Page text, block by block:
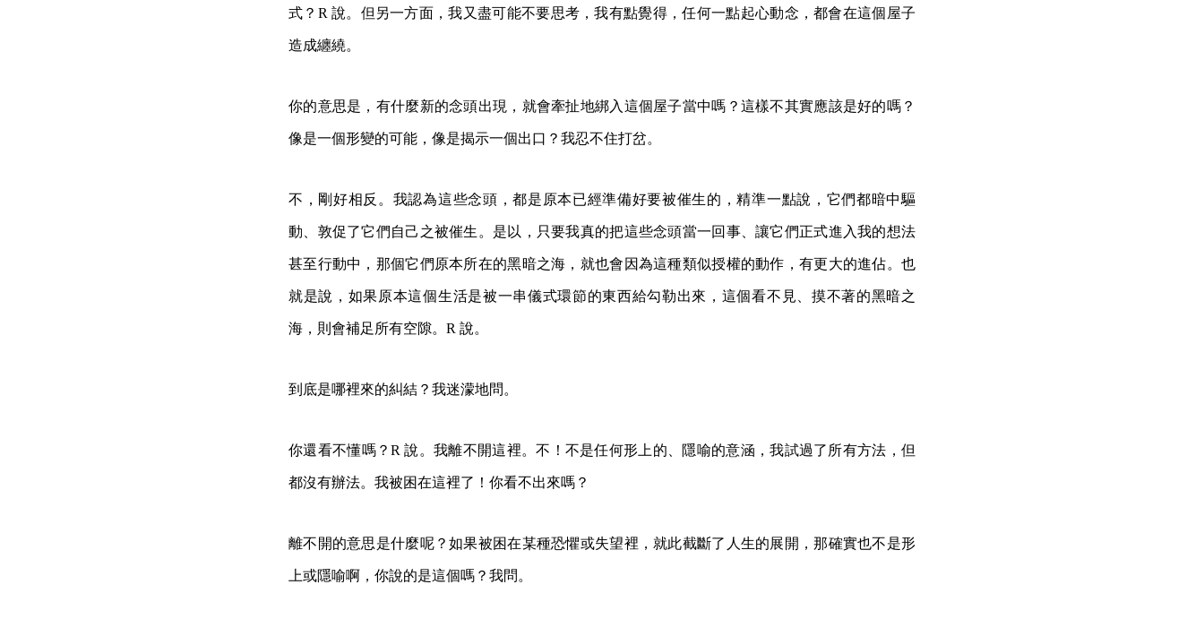
式？R 說。但另一方面，我又盡可能不要思考，我有點覺得，任何一點起心動念，都會在這個屋子
造成纏繞。
你的意思是，有什麼新的念頭出現，就會牽扯地綁入這個屋子當中嗎？這樣不其實應該是好的嗎？
像是一個形變的可能，像是揭示一個出口？我忍不住打岔。
不，剛好相反。我認為這些念頭，都是原本已經準備好要被催生的，精準一點說，它們都暗中驅
動、敦促了它們自己之被催生。是以，只要我真的把這些念頭當一回事、讓它們正式進入我的想法
甚至行動中，那個它們原本所在的黑暗之海，就也會因為這種類似授權的動作，有更大的進佔。也
就是說，如果原本這個生活是被一串儀式環節的東西給勾勒出來，這個看不見、摸不著的黑暗之
海，則會補足所有空隙。R 說。
到底是哪裡來的糾結？我迷濛地問。
你還看不懂嗎？R 說。我離不開這裡。不！不是任何形上的、隱喻的意涵，我試過了所有方法，但
都沒有辦法。我被困在這裡了！你看不出來嗎？
離不開的意思是什麼呢？如果被困在某種恐懼或失望裡，就此截斷了人生的展開，那確實也不是形
上或隱喻啊，你說的是這個嗎？我問。